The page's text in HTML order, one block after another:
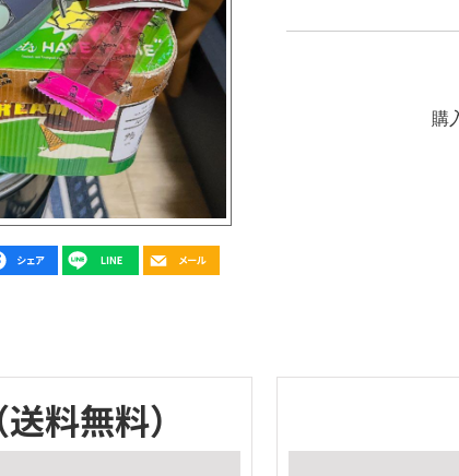
購
送料無料）